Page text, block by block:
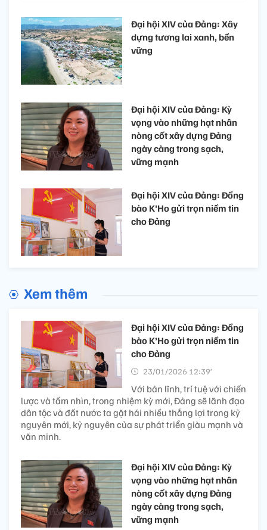
Đại hội XIV của Đảng: Xây
dựng tương lai xanh, bền
vững
Đại hội XIV của Đảng: Kỳ
vọng vào những hạt nhân
nòng cốt xây dựng Đảng
ngày càng trong sạch,
vững mạnh
Đại hội XIV của Đảng: Đồng
bào K’Ho gửi trọn niềm tin
cho Đảng
Xem thêm
Đại hội XIV của Đảng: Đồng
bào K’Ho gửi trọn niềm tin
cho Đảng
23/01/2026 12:39’
Với bản lĩnh, trí tuệ với chiến
lược và tầm nhìn, trong nhiệm kỳ mới, Đảng sẽ lãnh đạo
dân tộc và đất nước ta gặt hái nhiều thắng lợi trong kỷ
nguyên mới, kỷ nguyên của sự phát triển giàu mạnh và
văn minh.
Đại hội XIV của Đảng: Kỳ
vọng vào những hạt nhân
nòng cốt xây dựng Đảng
ngày càng trong sạch,
vững mạnh